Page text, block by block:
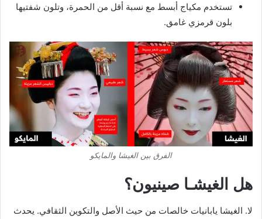
تستخدم مكياج أبسط مع نسبة أقل من الحمرة، وتلون شفتيها
بلون قرمزي غامق.
الفرق بين الغيشا والمايكو
هل الغيشـا صينيون؟
لا. الغيشا يابانيات خالصات من حيث الأصل والتكوين الثقافي. يحدث